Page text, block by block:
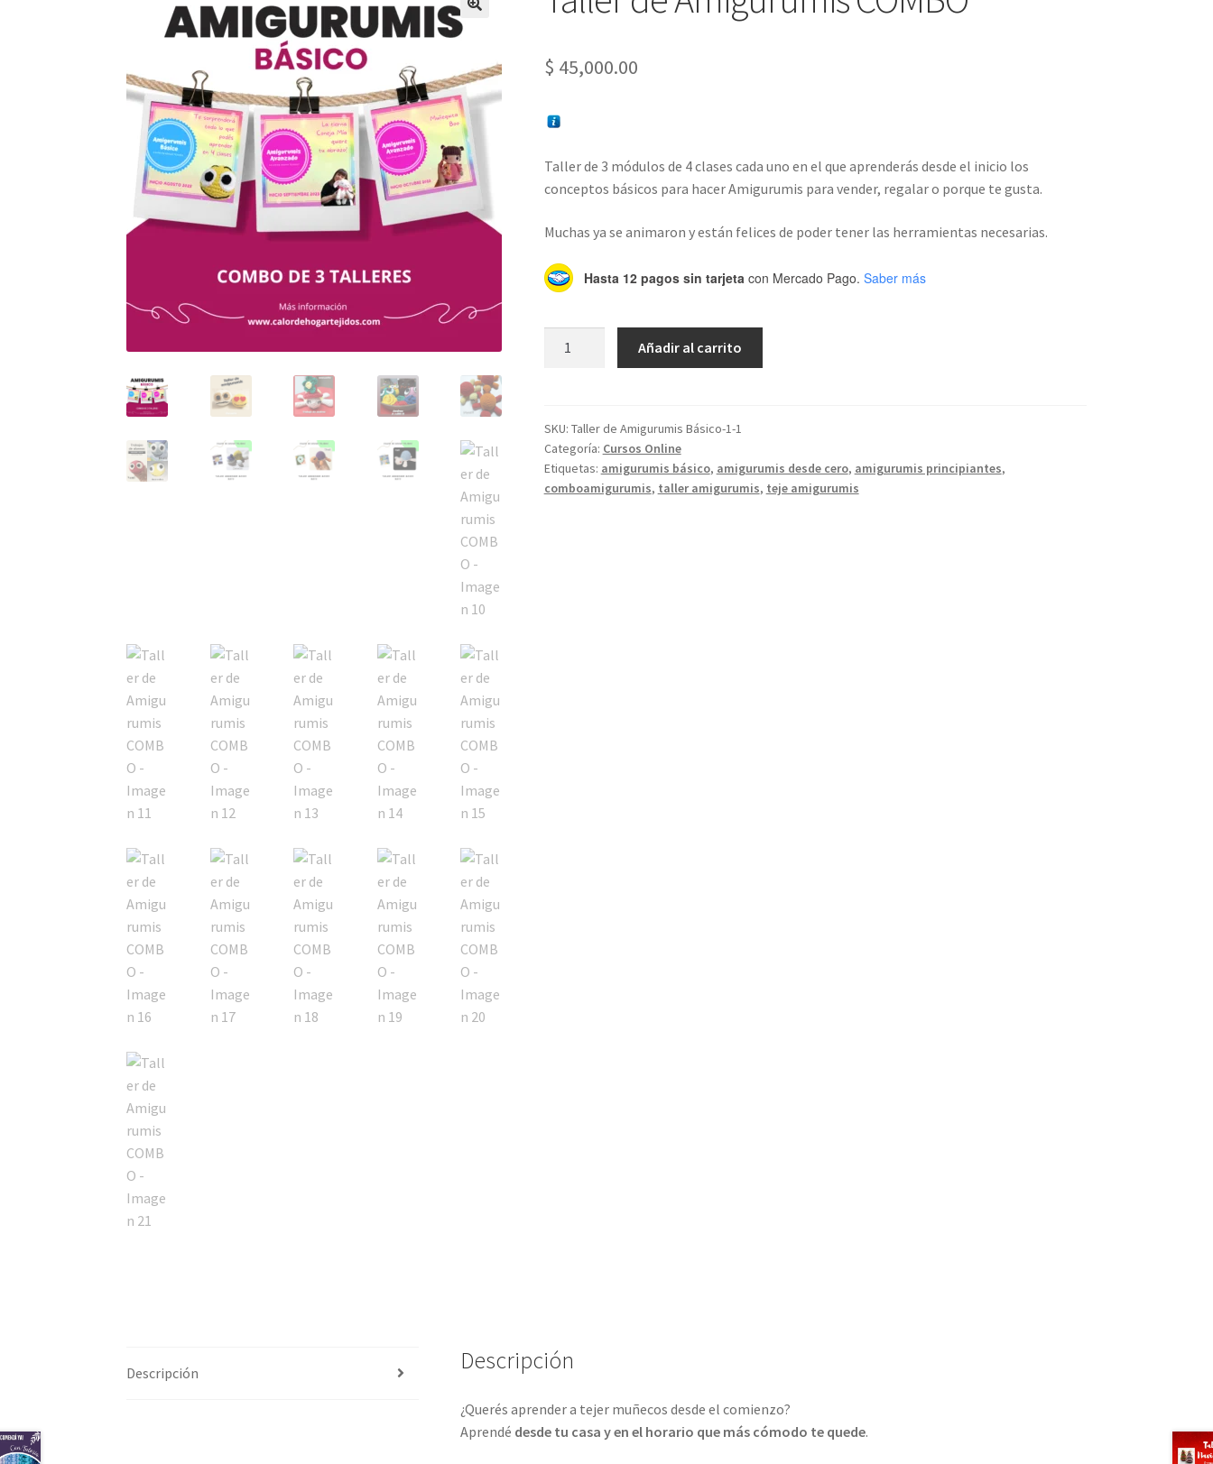
$ 45,000.00
Taller de 3 módulos de 4 clases cada uno en el que aprenderás desde el inicio los
conceptos básicos para hacer Amigurumis para vender, regalar o porque te gusta.
Muchas ya se animaron y están felices de poder tener las herramientas necesarias.
Hasta 12 pagos sin tarjeta con Mercado Pago. Saber más
cantidad
Añadir al carrito
SKU: Taller de Amigurumis Básico-1-1
Categoría: Cursos Online
Etiquetas: amigurumis básico, amigurumis desde cero, amigurumis principiantes,
comboamigurumis, taller amigurumis, teje amigurumis
Descripción Descripción
¿Querés aprender a tejer muñecos desde el comienzo?
Aprendé desde tu casa y en el horario que más cómodo te quede.